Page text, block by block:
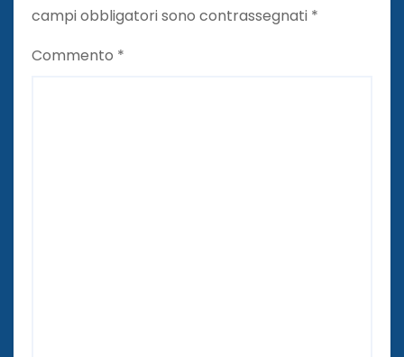
campi obbligatori sono contrassegnati *
Commento *